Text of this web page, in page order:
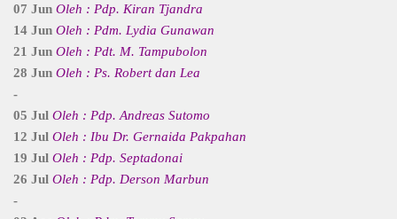
07 Jun Oleh : Pdp. Kiran Tjandra
14 Jun Oleh : Pdm. Lydia Gunawan
21 Jun Oleh : Pdt. M. Tampubolon
28 Jun Oleh : Ps. Robert dan Lea
-
05 Jul Oleh : Pdp. Andreas Sutomo
12 Jul Oleh : Ibu Dr. Gernaida Pakpahan
19 Jul Oleh : Pdp. Septadonai
26 Jul Oleh : Pdp. Derson Marbun
-